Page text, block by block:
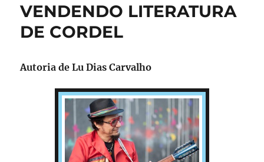
VENDENDO LITERATURA
DE CORDEL
Autoria deLu Dias Carvalho